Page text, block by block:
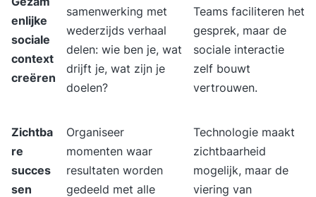
enlijke
sociale
context
creëren
samenwerking met
wederzijds verhaal
delen: wie ben je, wat
drijft je, wat zijn je
doelen?
Teams faciliteren het
gesprek, maar de
sociale interactie
zelf bouwt
vertrouwen.
Zichtba
re
succes
sen
Organiseer
momenten waar
resultaten worden
gedeeld met alle
Technologie maakt
zichtbaarheid
mogelijk, maar de
viering van